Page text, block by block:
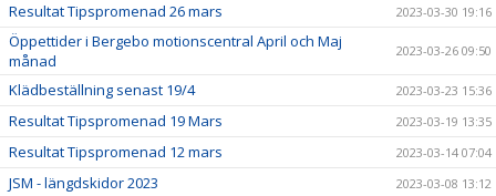
Resultat Tipspromenad 26 mars 2023-03-30 19:16
Öppettider i Bergebo motionscentral April och Maj
månad
2023-03-26 09:50
Klädbeställning senast 19/4 2023-03-23 15:36
Resultat Tipspromenad 19 Mars 2023-03-19 13:35
Resultat Tipspromenad 12 mars 2023-03-14 07:04
JSM - längdskidor 2023 2023-03-08 13:12